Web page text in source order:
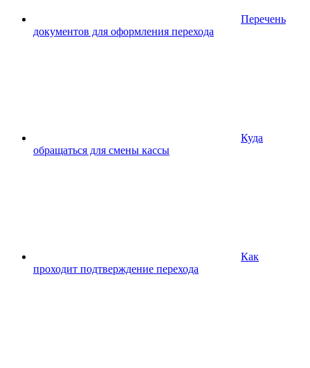
Перечень
документов для оформления перехода
Куда
обращаться для смены кассы
Как
проходит подтверждение перехода